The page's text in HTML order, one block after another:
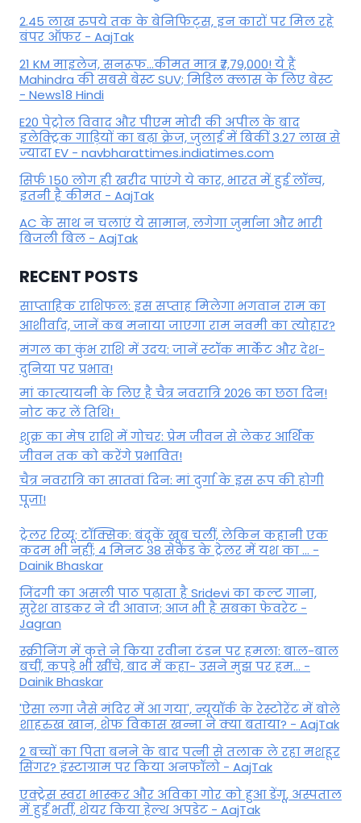
2.45 लाख रुपये तक के बेनिफिट्स, इन कारों पर मिल रहे
बंपर ऑफर - AajTak
21 KM माइलेज, सनरूफ...कीमत मात्र ₹7,79,000! ये हैं
Mahindra की सबसे बेस्ट SUV; मिडिल क्लास के लिए बेस्ट
- News18 Hindi
E20 पेट्रोल विवाद और पीएम मोदी की अपील के बाद
इलेक्ट्रिक गाड़ियों का बढ़ा क्रेज, जुलाई में बिकीं 3.27 लाख से
ज्यादा EV - navbharattimes.indiatimes.com
सिर्फ 150 लोग ही खरीद पाएंगे ये कार, भारत में हुई लॉन्च,
इतनी है कीमत - AajTak
AC के साथ न चलाएं ये सामान, लगेगा जुर्माना और भारी
बिजली बिल - AajTak
RECENT POSTS
साप्ताहिक राशिफल: इस सप्ताह मिलेगा भगवान राम का
आशीर्वाद, जानें कब मनाया जाएगा राम नवमी का त्योहार?
मंगल का कुंभ राशि में उदय: जानें स्‍टॉक मार्केट और देश-
दुनिया पर प्रभाव!
मां कात्‍यायनी के लिए है चैत्र नवरात्रि 2026 का छठा दिन!
नोट कर लें तिथि!
शुक्र का मेष राशि में गोचर: प्रेम जीवन से लेकर आर्थिक
जीवन तक को करेंगे प्रभावित!
चैत्र नवरात्रि का सातवां दिन: मां दुर्गा के इस रूप की होगी
पूजा!
ट्रेलर रिव्यू: टॉक्सिक: बंदूकें खूब चलीं, लेकिन कहानी एक
कदम भी नहीं; 4 मिनट 38 सेकेंड के ट्रेलर में यश का ... -
Dainik Bhaskar
जिंदगी का असली पाठ पढ़ाता है Sridevi का कल्ट गाना,
सुरेश वाडकर ने दी आवाज; आज भी है सबका फेवरेट -
Jagran
स्क्रीनिंग में कुत्ते ने किया रवीना टंडन पर हमला: बाल-बाल
बचीं, कपड़े भी खींचे, बाद में कहा- उसने मुझ पर हम... -
Dainik Bhaskar
'ऐसा लगा जैसे मंदिर में आ गया', न्यूयॉर्क के रेस्टोरेंट में बोले
शाहरुख खान, शेफ विकास खन्ना ने क्या बताया? - AajTak
2 बच्चों का पिता बनने के बाद पत्नी से तलाक ले रहा मशहूर
सिंगर? इंस्टाग्राम पर किया अनफॉलो - AajTak
एक्ट्रेस स्वरा भास्कर और अविका गोर को हुआ डेंगू, अस्पताल
में हुईं भर्ती, शेयर किया हेल्थ अपडेट - AajTak